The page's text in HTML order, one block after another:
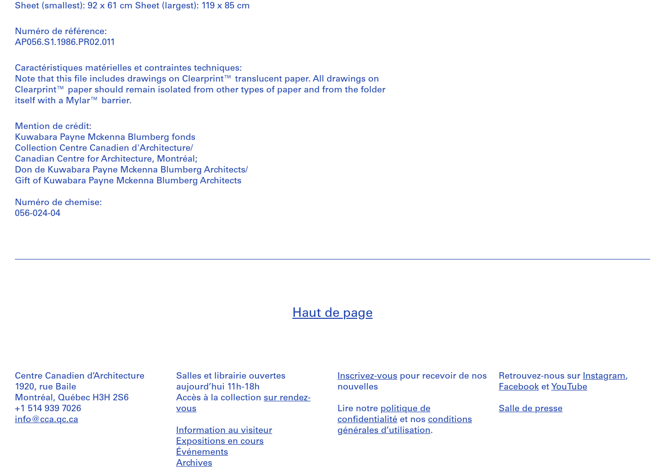
Sheet (smallest): 92 x 61 cm Sheet (largest): 119 x 85 cm
Numéro de référence:
AP056.S1.1986.PR02.011
Caractéristiques matérielles et contraintes techniques:
Note that this file includes drawings on Clearprint™ translucent paper. All drawings on
Clearprint™ paper should remain isolated from other types of paper and from the folder
itself with a Mylar™ barrier.
Mention de crédit:
Kuwabara Payne Mckenna Blumberg fonds
Collection Centre Canadien d'Architecture/
Canadian Centre for Architecture, Montréal;
Don de Kuwabara Payne Mckenna Blumberg Architects/
Gift of Kuwabara Payne Mckenna Blumberg Architects
Numéro de chemise:
056-024-04
Haut de page
Centre Canadien d’Architecture
1920, rue Baile
Montréal, Québec H3H 2S6
+1 514 939 7026
info@cca.qc.ca
Salles et librairie ouvertes
aujourd’hui 11h-18h
Accès à la collection sur rendez-
vous
Information au visiteur
Expositions en cours
Événements
Archives
Inscrivez-vous pour recevoir de nos
nouvelles
Lire notre politique de
confidentialité et nos conditions
générales d’utilisation.
Retrouvez-nous sur Instagram,
Facebook et YouTube
Salle de presse